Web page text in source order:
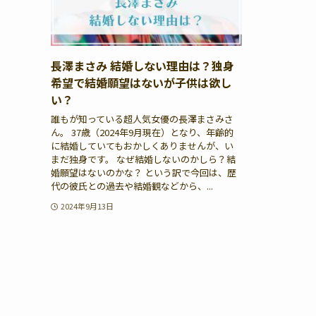
長澤まさみ 結婚しない理由は？独身
希望で結婚願望はないが子供は欲し
い？
誰もが知っている超人気女優の長澤まさみさ
ん。 37歳（2024年9月現在）となり、年齢的
に結婚していてもおかしくありませんが、い
まだ独身です。 なぜ結婚しないのかしら？結
婚願望はないのかな？ という訳で今回は、歴
代の彼氏との過去や結婚観などから、...
2024年9月13日